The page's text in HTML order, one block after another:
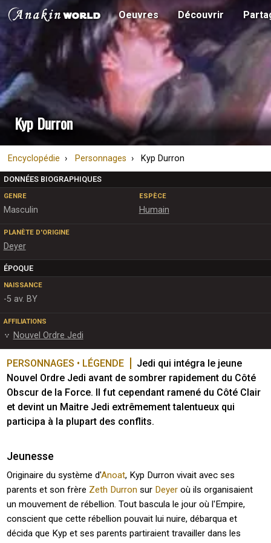
Oeuvres Découvrir
Kyp Durron
Encyclopédie Personnages Kyp Durron
DONNÉES BIOGRAPHIQUES
GENRE
Masculin
ESPÈCE
Humain
PLANÈTE D'ORIGINE
Deyer
ÉPOQUE
NAISSANCE
-5 av. BY
AFFILIATIONS
Nouvel Ordre Jedi
PERSONNAGES • LÉGENDE
Jedi qui intégra le jeune
Nouvel Ordre Jedi avant de sombrer rapidement du Côté
Obscur de la Force. Il fut cependant ramené du Côté Clair
et devint un Maitre Jedi extrêmement talentueux qui
participa à la plupart des conflits.
Jeunesse
Originaire du système d'Anoat, Kyp Durron vivait avec ses
parents et son frère Zeth Durron sur Deyer où ils organisaient
un mouvement de rébellion. Tout bascula le jour où l'Empire,
conscient que cette rébellion pouvait lui nuire, débarqua et
décida que Kyp et ses parents partiraient travailler dans les